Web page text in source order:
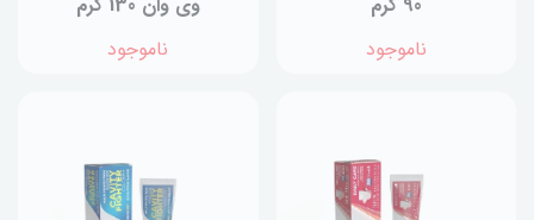
ناموجود
ناموجود